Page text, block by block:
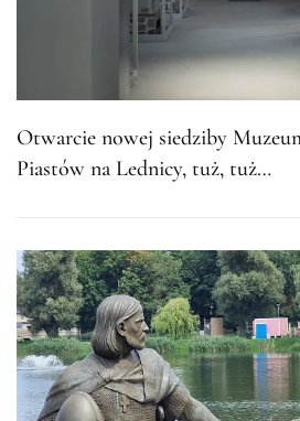
Otwarcie nowej siedziby
Piastów na Lednicy, tuż, tuż…